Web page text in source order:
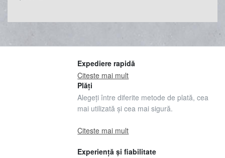
Expediere rapidă
Citeste mai mult
Plăți
Alegeți între diferite metode de plată, cea
mai utilizată și cea mai sigură.
Citeste mai mult
Experiență și fiabilitate